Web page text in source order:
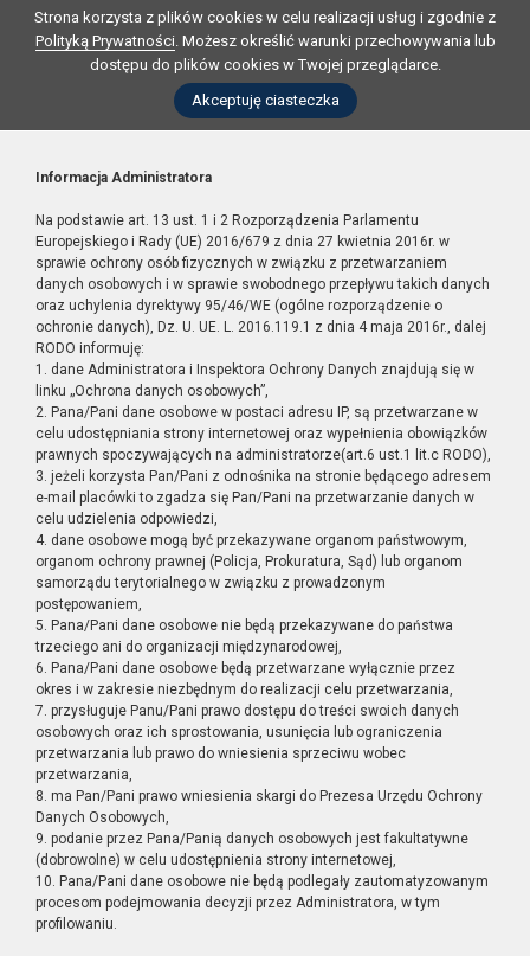
Strona korzysta z plików cookies w celu realizacji usług i zgodnie z
Polityką Prywatności. Możesz określić warunki przechowywania lub
dostępu do plików cookies w Twojej przeglądarce.
Akceptuję ciasteczka
Informacja Administratora
Na podstawie art. 13 ust. 1 i 2 Rozporządzenia Parlamentu
Europejskiego i Rady (UE) 2016/679 z dnia 27 kwietnia 2016r. w
sprawie ochrony osób fizycznych w związku z przetwarzaniem
danych osobowych i w sprawie swobodnego przepływu takich danych
oraz uchylenia dyrektywy 95/46/WE (ogólne rozporządzenie o
ochronie danych), Dz. U. UE. L. 2016.119.1 z dnia 4 maja 2016r., dalej
RODO informuję:
1. dane Administratora i Inspektora Ochrony Danych znajdują się w
linku „Ochrona danych osobowych”,
2. Pana/Pani dane osobowe w postaci adresu IP, są przetwarzane w
celu udostępniania strony internetowej oraz wypełnienia obowiązków
prawnych spoczywających na administratorze(art.6 ust.1 lit.c RODO),
3. jeżeli korzysta Pan/Pani z odnośnika na stronie będącego adresem
e-mail placówki to zgadza się Pan/Pani na przetwarzanie danych w
celu udzielenia odpowiedzi,
4. dane osobowe mogą być przekazywane organom państwowym,
organom ochrony prawnej (Policja, Prokuratura, Sąd) lub organom
samorządu terytorialnego w związku z prowadzonym
postępowaniem,
5. Pana/Pani dane osobowe nie będą przekazywane do państwa
trzeciego ani do organizacji międzynarodowej,
6. Pana/Pani dane osobowe będą przetwarzane wyłącznie przez
okres i w zakresie niezbędnym do realizacji celu przetwarzania,
7. przysługuje Panu/Pani prawo dostępu do treści swoich danych
osobowych oraz ich sprostowania, usunięcia lub ograniczenia
przetwarzania lub prawo do wniesienia sprzeciwu wobec
przetwarzania,
8. ma Pan/Pani prawo wniesienia skargi do Prezesa Urzędu Ochrony
Danych Osobowych,
9. podanie przez Pana/Panią danych osobowych jest fakultatywne
(dobrowolne) w celu udostępnienia strony internetowej,
10. Pana/Pani dane osobowe nie będą podlegały zautomatyzowanym
procesom podejmowania decyzji przez Administratora, w tym
profilowaniu.